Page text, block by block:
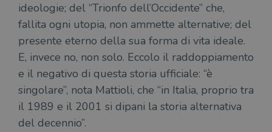
ideologie; del “Trionfo dell’Occidente” che,
fallita ogni utopia, non ammette alternative; del
presente eterno della sua forma di vita ideale.
E, invece no, non solo. Eccolo il raddoppiamento
e il negativo di questa storia ufficiale: “è
singolare”, nota Mattioli, che “in Italia, proprio tra
il 1989 e il 2001 si dipani la storia alternativa
del decennio”.